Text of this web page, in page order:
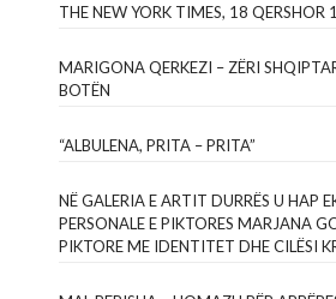
THE NEW YORK TIMES, 18 QERSHOR
MARIGONA QERKEZI – ZËRI
BOTËN
“ALBULENA, PRITA – PRITA”
NË GALERIA E ARTIT DURRËS U HAP
PERSONALE E PIKTORES MARJANA
PIKTORE ME IDENTITET DHE CILËSI